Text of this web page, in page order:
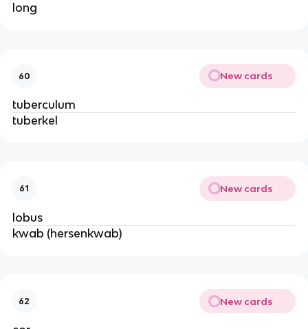
long
60 New cards
tuberculum
tuberkel
61 New cards
lobus
kwab (hersenkwab)
62 New cards